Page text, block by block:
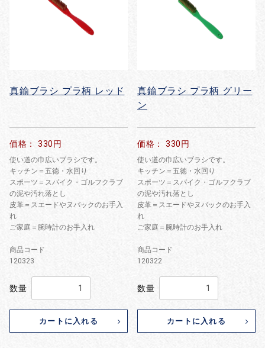
真鍮ブラシ プラ柄 レッド
価格： 330円
使い道の巾広いブラシです。
キッチン＝五徳・水回り
スポーツ＝スパイク・ゴルフクラブ
の泥や汚れ落とし
皮革＝スエードやヌバックのお手入
れ
ご家庭＝腕時計のお手入れ
商品コード
120323
数量
カートに入れる
真鍮ブラシ プラ柄 グリー
ン
価格： 330円
使い道の巾広いブラシです。
キッチン＝五徳・水回り
スポーツ＝スパイク・ゴルフクラブ
の泥や汚れ落とし
皮革＝スエードやヌバックのお手入
れ
ご家庭＝腕時計のお手入れ
商品コード
120322
数量
カートに入れる